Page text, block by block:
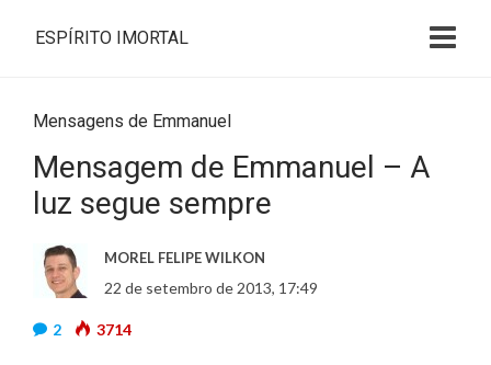
ESPÍRITO IMORTAL
Mensagens de Emmanuel
Mensagem de Emmanuel – A
luz segue sempre
MOREL FELIPE WILKON
22 de setembro de 2013, 17:49
2 3714